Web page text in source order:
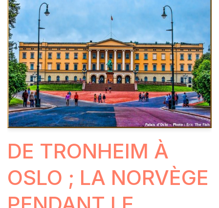
DE TRONHEIM À
OSLO ; LA NORVÈGE